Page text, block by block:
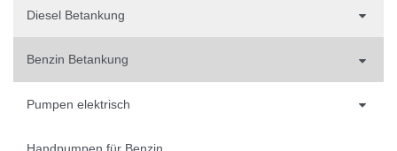
Diesel Betankung
Benzin Betankung
Pumpen elektrisch